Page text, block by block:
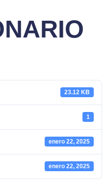
23.12 KB
1
enero 22, 2025
enero 22, 2025